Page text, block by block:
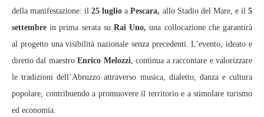
della manifestazione: il25 luglio aPescara, allo Stadio del Mare, e il5
settembre in prima serata su Rai Uno, una collocazione che garantirà
al progetto una visibilità nazionale senza precedenti. L’evento, ideato e
diretto dal maestroEnrico Melozzi, continua a raccontare e valorizzare
le tradizioni dell’Abruzzo attraverso musica, dialetto, danza e cultura
popolare, contribuendo a promuovere il territorio e a stimolare turismo
ed economia.